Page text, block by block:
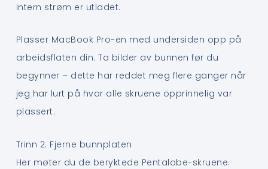
intern strøm er utladet.
Plasser MacBook Pro-en med undersiden opp på
arbeidsflaten din. Ta bilder av bunnen før du
begynner – dette har reddet meg flere ganger når
jeg har lurt på hvor alle skruene opprinnelig var
plassert.
Trinn 2: Fjerne bunnplaten
Her møter du de beryktede Pentalobe-skruene.